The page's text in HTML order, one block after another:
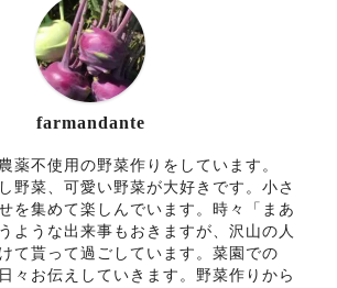
farmandante
薬不使用の野菜作りをしています。
野菜、可愛い野菜が大好きです。小さ
を集めて楽しんでいます。時々「まあ
ような出来事もおきますが、沢山の人
て貰って過ごしています。菜園での
々お伝えしていきます。野菜作りから